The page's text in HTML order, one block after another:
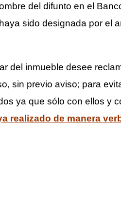
del difunto en el
sido designada por el
del inmueble desee
sin previo aviso; para
ya que sólo con ellos y
realizado de manera